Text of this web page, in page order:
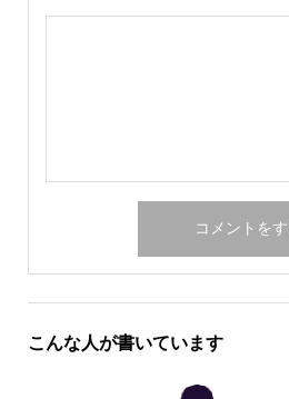
こんな人が書いています